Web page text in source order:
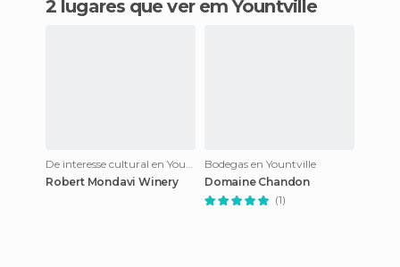
2 lugares que ver em Yountville
De interesse cultural en Yountville
Robert Mondavi Winery
Bodegas en Yountville
Domaine Chandon
(1)